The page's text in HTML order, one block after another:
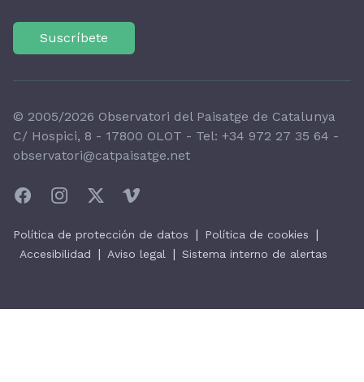
Suscríbete
© 2005/2026 Observatori del Paisatge de Catalunya
C/ Hospici, 8 - 17800 OLOT - Tel: +34 972 27 35 64 -
observatori@catpaisatge.net
Política de protección de datos | Política de cookies |
Accesibilidad | Aviso legal | Sistema interno de alertas